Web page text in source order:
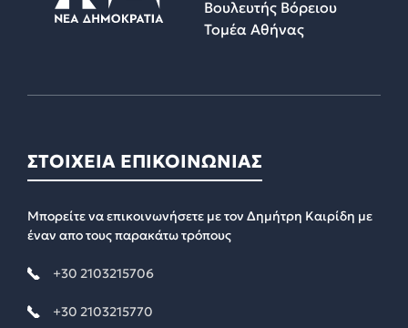
Βουλευτής Βόρειου
Τομέα Αθήνας
ΣΤΟΙΧΕΙΑ ΕΠΙΚΟΙΝΩΝΙΑΣ
Μπορείτε να επικοινωνήσετε με τον Δημήτρη Καιρίδη με
έναν απο τους παρακάτω τρόπους
+30 2103215706
+30 2103215770